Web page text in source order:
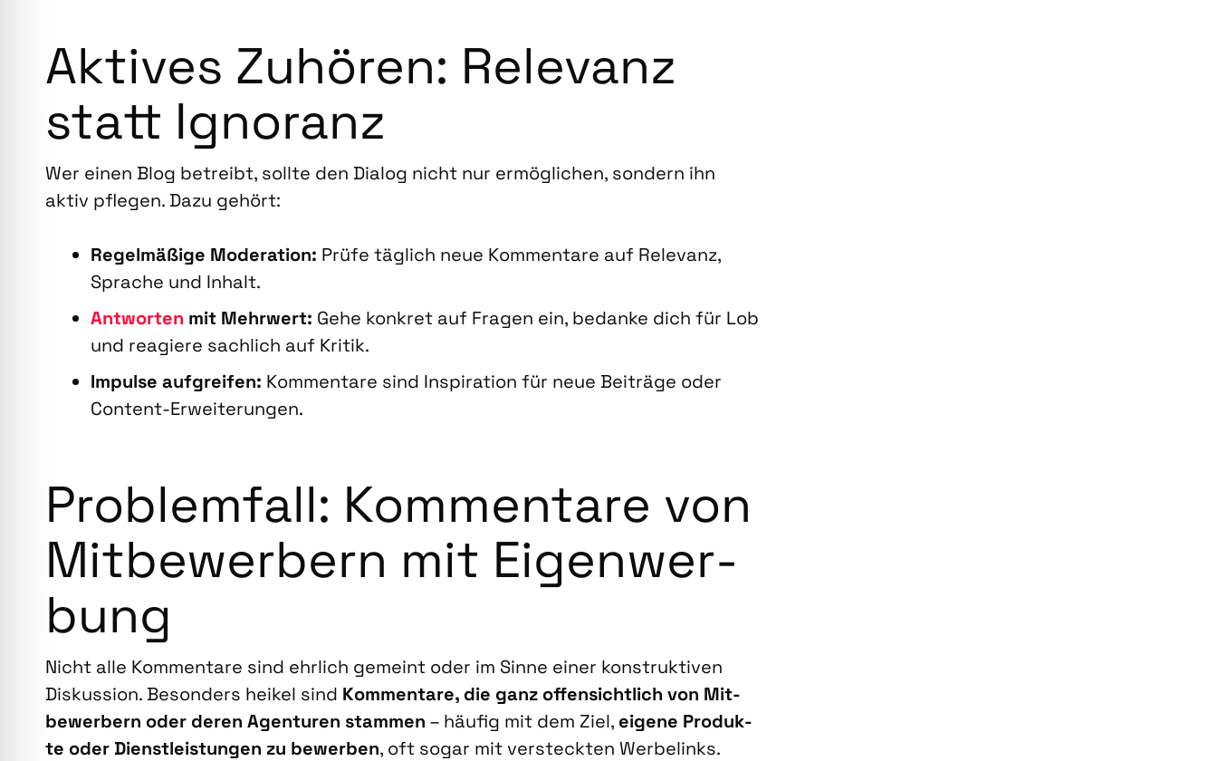
Akti­ves Zuhö­ren: Rele­vanz
statt Igno­ranz
Wer einen Blog betreibt, soll­te den Dia­log nicht nur ermög­li­chen, son­dern ihn
aktiv pfle­gen. Dazu gehört:
Regel­mä­ßi­ge Mode­ra­ti­on: Prü­fe täg­lich neue Kom­men­ta­re auf Rele­vanz,
Spra­che und Inhalt.
Ant­wor­ten mit Mehr­wert: Gehe kon­kret auf Fra­gen ein, bedan­ke dich für Lob
und reagie­re sach­lich auf Kri­tik.
Impul­se auf­grei­fen: Kom­men­ta­re sind Inspi­ra­ti­on für neue Bei­trä­ge oder
Con­tent-Erwei­te­run­gen.
Pro­blem­fall: Kom­men­ta­re von
Mit­be­wer­bern mit Eigen­wer­
bung
Nicht alle Kom­men­ta­re sind ehr­lich gemeint oder im Sin­ne einer kon­struk­ti­ven
Dis­kus­si­on. Beson­ders hei­kel sind Kom­men­ta­re, die ganz offen­sicht­lich von Mit­
be­wer­bern oder deren Agen­tu­ren stam­men – häu­fig mit dem Ziel, eige­ne Pro­duk­
te oder Dienst­leis­tun­gen zu bewer­ben, oft sogar mit ver­steck­ten Wer­be­links.